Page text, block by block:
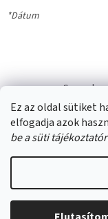
Ez az oldal sütiket
elfogadja azok
be a süti
*Dátum
á
Swana.hu